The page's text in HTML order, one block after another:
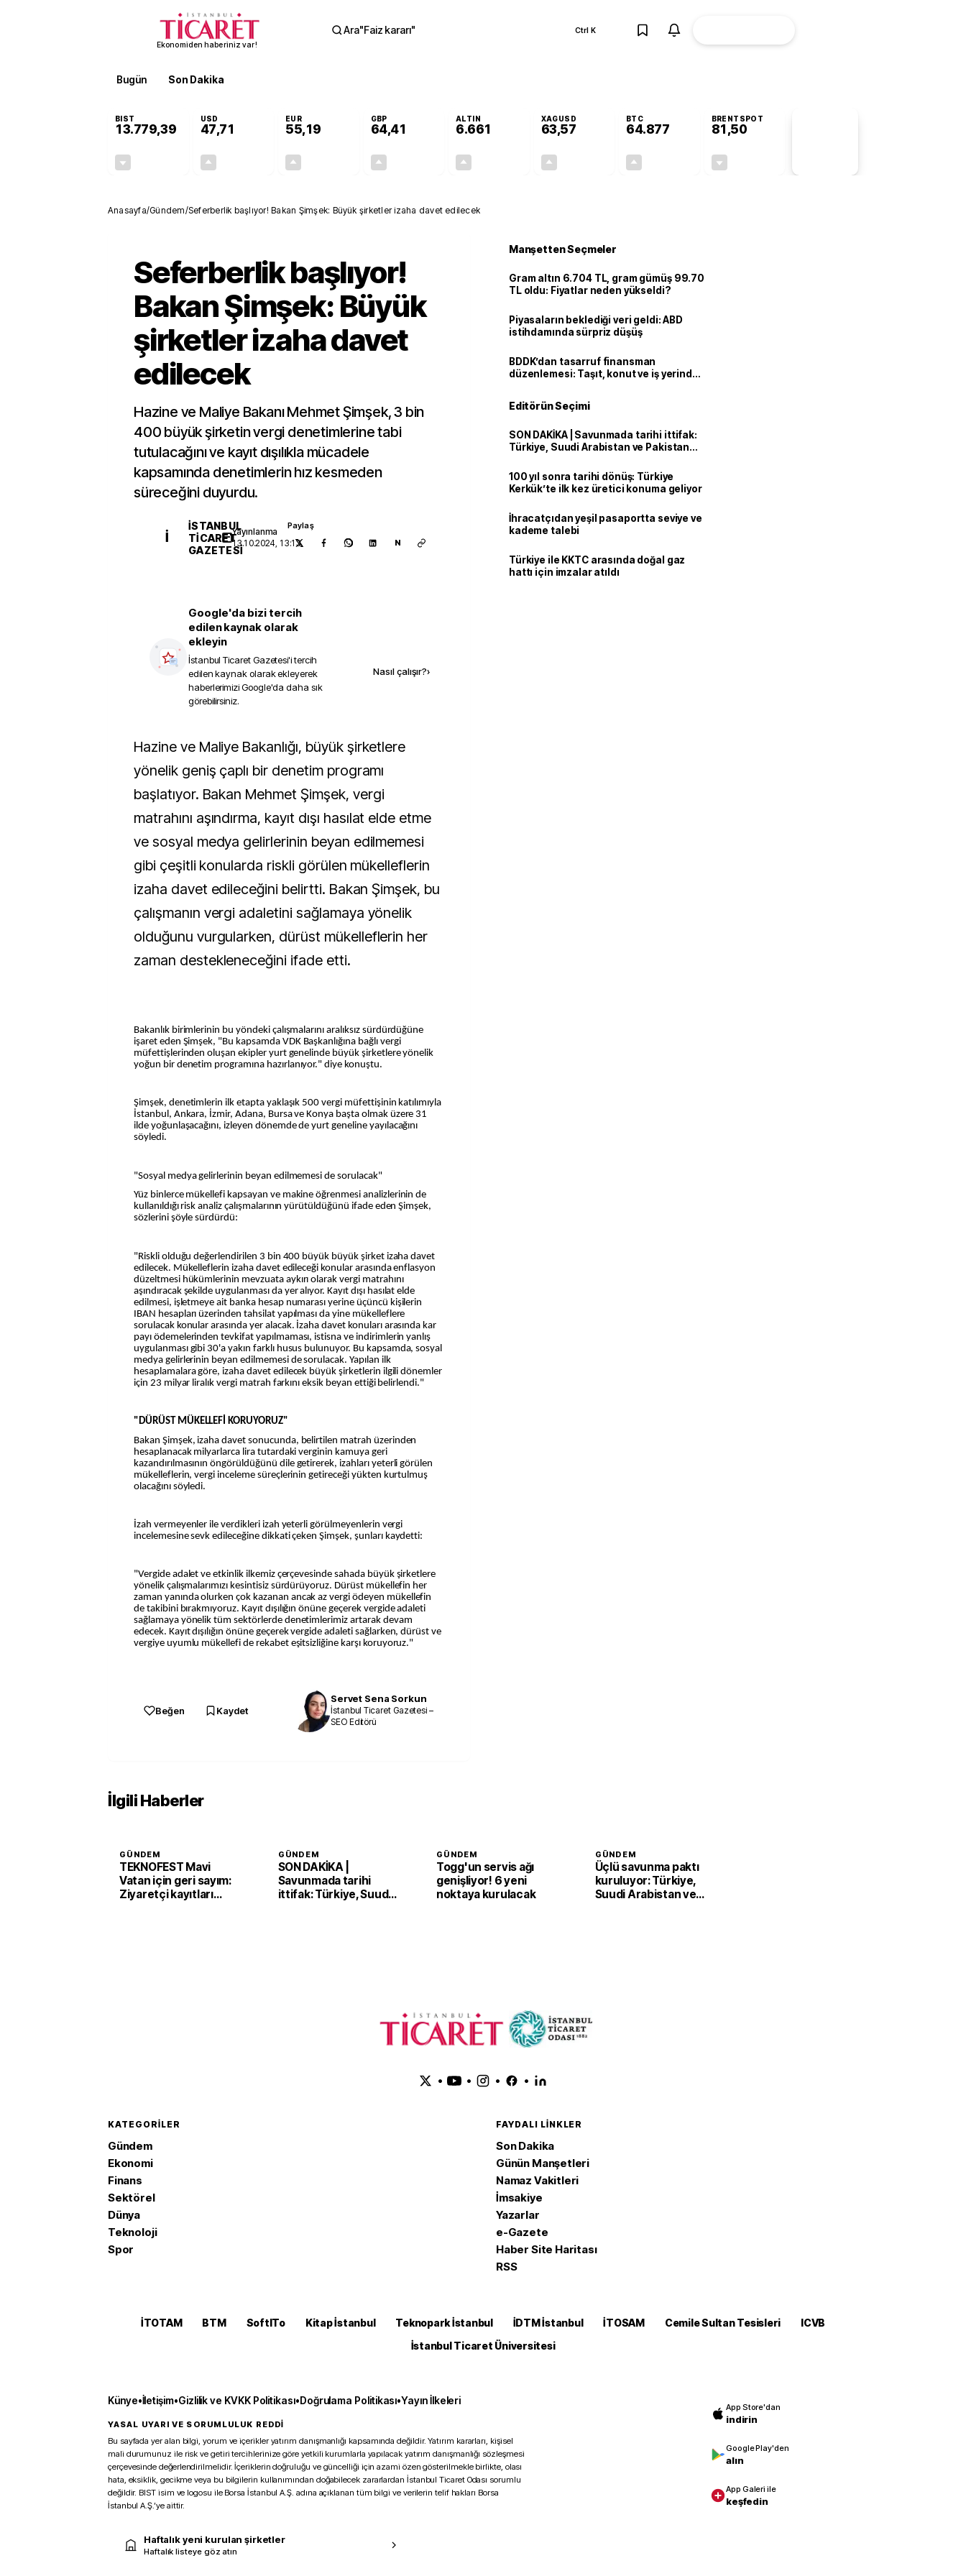
Ekonomiden haberiniz var!
Ara"Faiz kararı" Ctrl K
Bugün Son Dakika
BIST
13.779,39
USD
47,71
EUR
55,19
GBP
64,41
ALTIN
6.661
XAGUSD
63,57
BTC
64.877
BRENTSPOT
81,50
Anasayfa/Gündem/Seferberlik başlıyor! Bakan Şimşek: Büyük şirketler izaha davet edilecek
Seferberlik başlıyor!
Bakan Şimşek: Büyük
şirketler izaha davet
edilecek
Hazine ve Maliye Bakanı Mehmet Şimşek, 3 bin
400 büyük şirketin vergi denetimlerine tabi
tutulacağını ve kayıt dışılıkla mücadele
kapsamında denetimlerin hız kesmeden
süreceğini duyurdu.
İ
İSTANBUL
TICARET
GAZETESI
Yayınlanma
13.10.2024, 13:13
Paylaş
N
Google'da bizi tercih
edilen kaynak olarak
ekleyin
İstanbul Ticaret Gazetesi'i tercih
edilen kaynak olarak ekleyerek
haberlerimizi Google'da daha sık
görebilirsiniz.
Nasıl çalışır?›
Hazine ve Maliye Bakanlığı, büyük şirketlere
yönelik geniş çaplı bir denetim programı
başlatıyor. Bakan Mehmet Şimşek, vergi
matrahını aşındırma, kayıt dışı hasılat elde etme
ve sosyal medya gelirlerinin beyan edilmemesi
gibi çeşitli konularda riskli görülen mükelleflerin
izaha davet edileceğini belirtti. Bakan Şimşek, bu
çalışmanın vergi adaletini sağlamaya yönelik
olduğunu vurgularken, dürüst mükelleflerin her
zaman destekleneceğini ifade etti.
Bakanlık birimlerinin bu yöndeki çalışmalarını aralıksız sürdürdüğüne
işaret eden Şimşek, "Bu kapsamda VDK Başkanlığına bağlı vergi
müfettişlerinden oluşan ekipler yurt genelinde büyük şirketlere yönelik
yoğun bir denetim programına hazırlanıyor." diye konuştu.
Şimşek, denetimlerin ilk etapta yaklaşık 500 vergi müfettişinin katılımıyla
İstanbul, Ankara, İzmir, Adana, Bursa ve Konya başta olmak üzere 31
ilde yoğunlaşacağını, izleyen dönemde de yurt geneline yayılacağını
söyledi.
"Sosyal medya gelirlerinin beyan edilmemesi de sorulacak"
Yüz binlerce mükellefi kapsayan ve makine öğrenmesi analizlerinin de
kullanıldığı risk analiz çalışmalarının yürütüldüğünü ifade eden Şimşek,
sözlerini şöyle sürdürdü:
"Riskli olduğu değerlendirilen 3 bin 400 büyük büyük şirket izaha davet
edilecek. Mükelleflerin izaha davet edileceği konular arasında enflasyon
düzeltmesi hükümlerinin mevzuata aykırı olarak vergi matrahını
aşındıracak şekilde uygulanması da yer alıyor. Kayıt dışı hasılat elde
edilmesi, işletmeye ait banka hesap numarası yerine üçüncü kişilerin
IBAN hesapları üzerinden tahsilat yapılması da yine mükelleflere
sorulacak konular arasında yer alacak. İzaha davet konuları arasında kar
payı ödemelerinden tevkifat yapılmaması, istisna ve indirimlerin yanlış
uygulanması gibi 30'a yakın farklı husus bulunuyor. Bu kapsamda, sosyal
medya gelirlerinin beyan edilmemesi de sorulacak. Yapılan ilk
hesaplamalara göre, izaha davet edilecek büyük şirketlerin ilgili dönemler
için 23 milyar liralık vergi matrah farkını eksik beyan ettiği belirlendi."
"DÜRÜST MÜKELLEFİ KORUYORUZ"
Bakan Şimşek, izaha davet sonucunda, belirtilen matrah üzerinden
hesaplanacak milyarlarca lira tutardaki verginin kamuya geri
kazandırılmasının öngörüldüğünü dile getirerek, izahları yeterli görülen
mükelleflerin, vergi inceleme süreçlerinin getireceği yükten kurtulmuş
olacağını söyledi.
İzah vermeyenler ile verdikleri izah yeterli görülmeyenlerin vergi
incelemesine sevk edileceğine dikkati çeken Şimşek, şunları kaydetti:
"Vergide adalet ve etkinlik ilkemiz çerçevesinde sahada büyük şirketlere
yönelik çalışmalarımızı kesintisiz sürdürüyoruz. Dürüst mükellefin her
zaman yanında olurken çok kazanan ancak az vergi ödeyen mükellefin
de takibini bırakmıyoruz. Kayıt dışılığın önüne geçerek vergide adaleti
sağlamaya yönelik tüm sektörlerde denetimlerimiz artarak devam
edecek. Kayıt dışılığın önüne geçerek vergide adaleti sağlarken, dürüst ve
vergiye uyumlu mükellefi de rekabet eşitsizliğine karşı koruyoruz."
Beğen Kaydet
Servet Sena Sorkun
İstanbul Ticaret Gazetesi –
SEO Editörü
Manşetten Seçmeler
Gram altın 6.704 TL, gram gümüş 99.70
TL oldu: Fiyatlar neden yükseldi?
Piyasaların beklediği veri geldi: ABD
istihdamında sürpriz düşüş
BDDK’dan tasarruf finansman
düzenlemesi: Taşıt, konut ve iş yerinde
Editörün Seçimi
SON DAKİKA | Savunmada tarihi ittifak:
Türkiye, Suudi Arabistan ve Pakistan
100 yıl sonra tarihi dönüş: Türkiye
Kerkük’te ilk kez üretici konuma geliyor
İhracatçıdan yeşil pasaportta seviye ve
kademe talebi
Türkiye ile KKTC arasında doğal gaz
hattı için imzalar atıldı
İlgili Haberler
GÜNDEM
TEKNOFEST Mavi
Vatan için geri sayım:
Ziyaretçi kayıtları
GÜNDEM
SON DAKİKA |
Savunmada tarihi
ittifak: Türkiye, Suudi
GÜNDEM
Togg'un servis ağı
genişliyor! 6 yeni
noktaya kurulacak
GÜNDEM
Üçlü savunma paktı
kuruluyor: Türkiye,
Suudi Arabistan ve
• • • •
KATEGORILER
Gündem
Ekonomi
Finans
Sektörel
Dünya
Teknoloji
Spor
FAYDALI LINKLER
Son Dakika
Günün Manşetleri
Namaz Vakitleri
İmsakiye
Yazarlar
e-Gazete
Haber Site Haritası
RSS
İTOTAM BTM SoftITo Kitap İstanbul Teknopark İstanbul İDTM İstanbul İTOSAM Cemile Sultan Tesisleri
ICVB
İstanbul Ticaret Üniversitesi
Künye•İletişim•Gizlilik ve KVKK Politikası•Doğrulama Politikası•Yayın İlkeleri
YASAL UYARI VE SORUMLULUK REDDİ
Bu sayfada yer alan bilgi, yorum ve içerikler yatırım danışmanlığı kapsamında değildir. Yatırım kararları, kişisel
mali durumunuz ile risk ve getiri tercihlerinize göre yetkili kurumlarla yapılacak yatırım danışmanlığı sözleşmesi
çerçevesinde değerlendirilmelidir. İçeriklerin doğruluğu ve güncelliği için azami özen gösterilmekle birlikte, olası
hata, eksiklik, gecikme veya bu bilgilerin kullanımından doğabilecek zararlardan İstanbul Ticaret Odası sorumlu
değildir. BIST isim ve logosu ile Borsa İstanbul A.Ş. adına açıklanan tüm bilgi ve verilerin telif hakları Borsa
İstanbul A.Ş.’ye aittir.
Haftalık yeni kurulan şirketler
Haftalık listeye göz atın
App Store'dan
indirin
Google Play'den
alın
App Galeri ile
keşfedin